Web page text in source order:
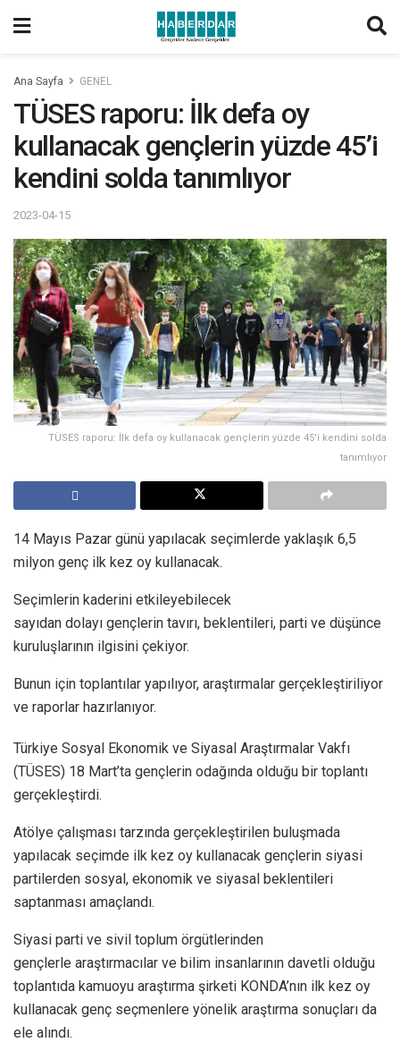
Ana Sayfa GENEL
TÜSES raporu: İlk defa oy
kullanacak gençlerin yüzde 45’i
kendini solda tanımlıyor
2023-04-15
TÜSES raporu: İlk defa oy kullanacak gençlerin yüzde 45'i kendini solda
tanımlıyor
14 Mayıs Pazar günü yapılacak seçimlerde yaklaşık 6,5
milyon genç ilk kez oy kullanacak.
Seçimlerin kaderini etkileyebilecek
sayıdan dolayı gençlerin tavırı, beklentileri, parti ve düşünce
kuruluşlarının ilgisini çekiyor.
Bunun için toplantılar yapılıyor, araştırmalar gerçekleştiriliyor
ve raporlar hazırlanıyor.
Türkiye Sosyal Ekonomik ve Siyasal Araştırmalar Vakfı
(TÜSES) 18 Mart’ta gençlerin odağında olduğu bir toplantı
gerçekleştirdi.
Atölye çalışması tarzında gerçekleştirilen buluşmada
yapılacak seçimde ilk kez oy kullanacak gençlerin siyasi
partilerden sosyal, ekonomik ve siyasal beklentileri
saptanması amaçlandı.
Siyasi parti ve sivil toplum örgütlerinden
gençlerle araştırmacılar ve bilim insanlarının davetli olduğu
toplantıda kamuoyu araştırma şirketi KONDA’nın ilk kez oy
kullanacak genç seçmenlere yönelik araştırma sonuçları da
ele alındı.